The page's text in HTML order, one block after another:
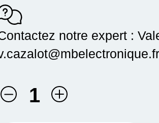
notre expert :
1